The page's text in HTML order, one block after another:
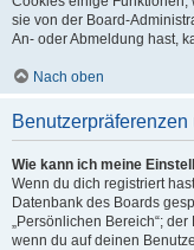
sie von der Board-
An- oder Abmeldung hast,
Nach oben
Wie kann ich meine
Wenn du dich registriert
Datenbank des Boards
„Persönlichen Bereich“;
wenn du auf deinen